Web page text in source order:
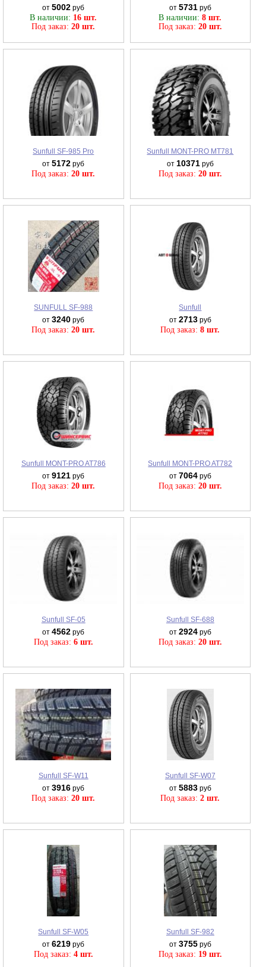
от5002 руб
В наличии: 16 шт.
Под заказ:20 шт.
от 5731руб
В наличии:8 шт.
Под заказ: 20 шт.
Sunfull SF-985 Pro
от5172 руб
Под заказ:20 шт.
Sunfull MONT-PRO MT781
от 10371руб
Под заказ: 20 шт.
SUNFULL SF-988
от3240 руб
Под заказ:20 шт.
Sunfull
от 2713руб
Под заказ:8 шт.
Sunfull MONT-PRO AT786
от9121 руб
Под заказ:20 шт.
Sunfull MONT-PRO AT782
от 7064руб
Под заказ: 20 шт.
Sunfull SF-05
от4562 руб
Под заказ: 6 шт.
Sunfull SF-688
от 2924руб
Под заказ: 20 шт.
Sunfull SF-W11
от3916 руб
Под заказ:20 шт.
Sunfull SF-W07
от 5883руб
Под заказ:2 шт.
Sunfull SF-W05
от6219 руб
Под заказ: 4 шт.
Sunfull SF-982
от 3755руб
Под заказ: 19 шт.